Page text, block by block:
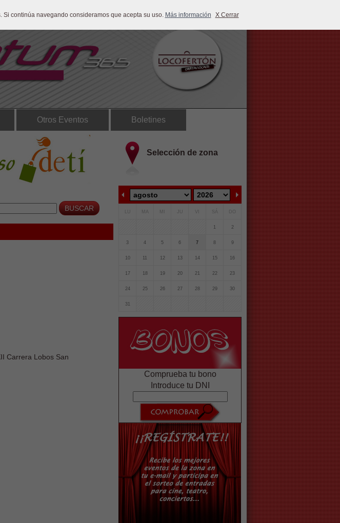
continúa navegando consideramos que acepta su uso. Más información X Cerrar
Otros Eventos Boletines
Carrera Lobos San
Selección de zona
MA VI SÁ DO
1 2
3 4 5 6 7 8 9
10 11 12 13 14 15 16
17 18 19 20 21 22 23
24 25 26 27 28 29 30
31
Comprueba tu bono
Introduce tu DNI